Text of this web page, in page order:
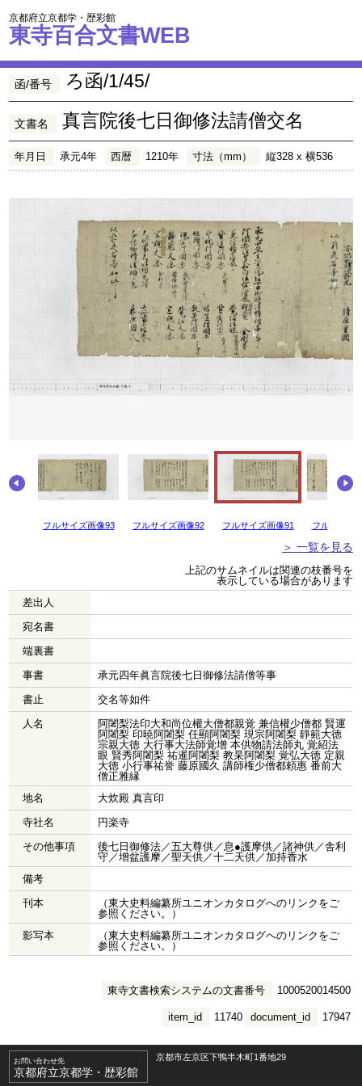
京都府立京都学・歴彩館
東寺百合文書WEB
函/番号 ろ函/1/45/
文書名 真言院後七日御修法請僧交名
年月日 承元4年 西暦 1210年 寸法（mm） 縦328 x 横536
フルサイズ画像93 フルサイズ画像92 フルサイズ画像91 フルサイズ
＞ 一覧を見る
上記のサムネイルは関連の枝番号を
表示している場合があります
差出人
宛名書
端裏書
事書
承元四年眞言院後七日御修法請僧等事
書止
交名等如件
人名
阿闍梨法印大和尚位權大僧都親覚 兼信權少僧都 賢運
阿闍梨 印暁阿闍梨 任顯阿闍梨 現宗阿闍梨 靜範大徳
宗親大徳 大行事大法師覚增 本供物請法師丸 覚紹法
眼 賢秀阿闍梨 祐暹阿闍梨 教杲阿闍梨 覚弘大徳 定親
大徳 小行事祐誉 藤原國久 講師権少僧都頼惠 番前大
僧正雅縁
地名
大炊殿 真言印
寺社名
円楽寺
その他事項
後七日御修法／五大尊供／息●護摩供／諸神供／舎利
守／增盆護摩／聖天供／十二天供／加持香水
備考
刊本
（東大史料編纂所ユニオンカタログへのリンクをご
参照ください。）
影写本
（東大史料編纂所ユニオンカタログへのリンクをご
参照ください。）
東寺文書検索システムの文書番号 1000520014500
document_id 17947
item_id 11740
お問い合わせ先
京都府立京都学・歴彩館
京都市左京区下鴨半木町1番地29